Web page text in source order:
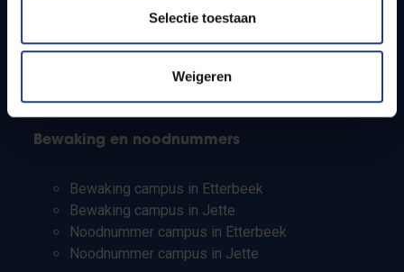
Selectie toestaan
Weigeren
PhD-studenten
Leerkrachten en secundaire scholen
Bewaking en noodnummers
Bewaking campus in Etterbeek
Bewaking campus in Jette
Noodnummer campus in Etterbeek
Noodnummer campus in Jette